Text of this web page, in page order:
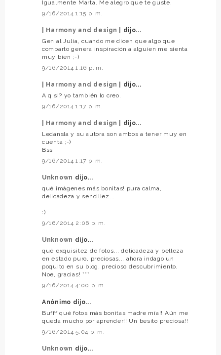
Igualmente Marta. Me alegro que te guste.
9/16/2014 1:15 p. m.
| Harmony and design |
dijo...
Genial Julia, cuando me dicen que algo que
comparto genera inspiración a alguien me sienta
muy bien ;-)
9/16/2014 1:16 p. m.
| Harmony and design |
dijo...
A q si? yo también lo creo.
9/16/2014 1:17 p. m.
| Harmony and design |
dijo...
Ledansla y su autora son ambos a tener muy en
cuenta ;-)
Bss
9/16/2014 1:17 p. m.
Unknown dijo...
qué imágenes más bonitas! pura calma,
delicadeza y sencillez...
:)
9/16/2014 2:06 p. m.
Unknown dijo...
qué exquisitez de fotos... delicadeza y belleza
en estado puro, preciosas... ahora indago un
poquito en su blog. precioso descubrimiento,
Noe, gracias! ***
9/16/2014 4:00 p. m.
Anónimo dijo...
Bufff qué fotos más bonitas madre mía!! Aún me
queda mucho por aprender!! Un besito preciosa!!
9/16/2014 5:04 p. m.
Unknown dijo...